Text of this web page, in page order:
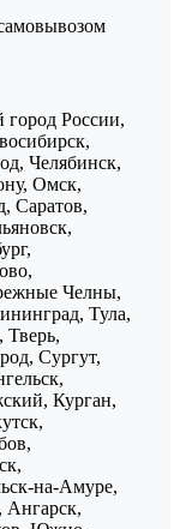
России,
Челябинск,
Омск,
Саратов,
Челны,
Тула,
Тверь,
Сургут,
Курган,
на-Амуре,
Ангарск,